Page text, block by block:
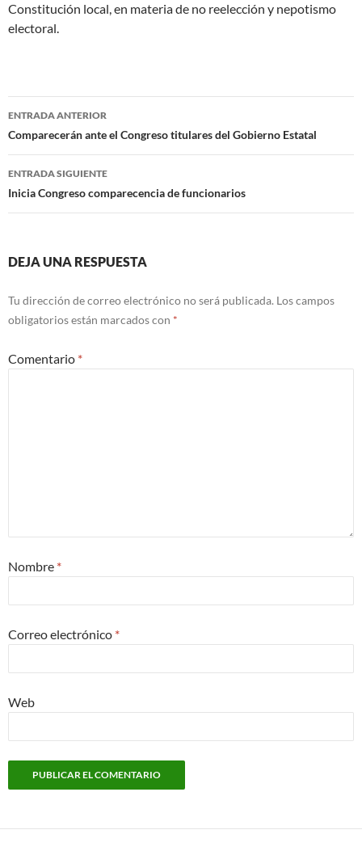
Constitución local, en materia de no reelección y nepotismo
electoral.
Navegación
de
entradas
ENTRADA ANTERIOR
Comparecerán ante el Congreso titulares del Gobierno Estatal
ENTRADA SIGUIENTE
Inicia Congreso comparecencia de funcionarios
DEJA UNA RESPUESTA
Tu dirección de correo electrónico no será publicada. Los campos
obligatorios están marcados con *
Comentario *
Nombre *
Correo electrónico *
Web